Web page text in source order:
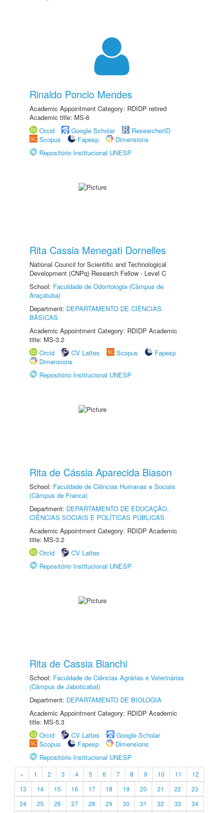
Rinaldo Poncio Mendes
Academic Appointment Category: RDIDP retired
Academic title: MS-6
Orcid
Google Scholar
ResearcherID
Scopus
Fapesp
Dimensions
Repositório Institucional UNESP
Rita Cassia Menegati Dornelles
National Council for Scientific and Technological
Development (CNPq) Research Fellow - Level C
School: Faculdade de Odontologia (Câmpus de
Araçatuba)
Department: DEPARTAMENTO DE CIÊNCIAS
BÁSICAS
Academic Appointment Category: RDIDP Academic
title: MS-3.2
Orcid
CV Lattes Scopus
Fapesp
Dimensions
Repositório Institucional UNESP
Rita de Cássia Aparecida Biason
School: Faculdade de Ciências Humanas e Sociais
(Câmpus de Franca)
Department: DEPARTAMENTO DE EDUCAÇÃO,
CIÊNCIAS SOCIAIS E POLÍTICAS PÚBLICAS
Academic Appointment Category: RDIDP Academic
title: MS-3.2
Orcid
CV Lattes
Repositório Institucional UNESP
Rita de Cassia Bianchi
School: Faculdade de Ciências Agrárias e Veterinárias
(Câmpus de Jaboticabal)
Department: DEPARTAMENTO DE BIOLOGIA
Academic Appointment Category: RDIDP Academic
title: MS-5.3
Orcid
CV Lattes
Google Scholar
Scopus
Fapesp
Dimensions
Repositório Institucional UNESP
« 1 2 3 4 5 6 7 8 9 10 11
12
13
14 15 16 17 18 19 20 21 22
23
24
25 26 27 28 29 30 31 32 33
34